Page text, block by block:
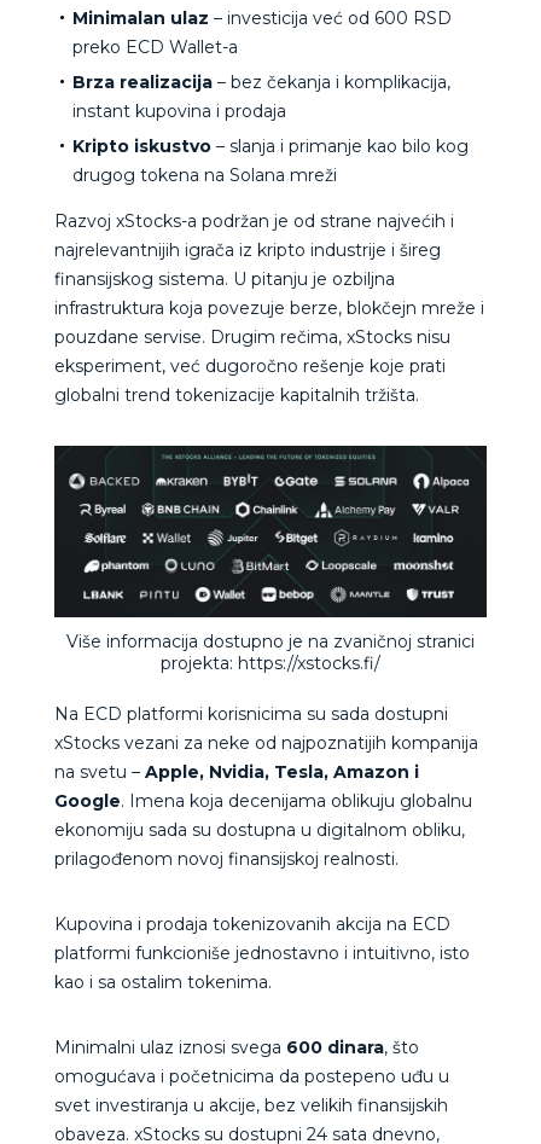
Minimalan ulaz – investicija već od 600 RSD
preko ECD Wallet-a
Brza realizacija – bez čekanja i komplikacija,
instant kupovina i prodaja
Kripto iskustvo– slanja i primanje kao bilo kog
drugog tokena na Solana mreži
Razvoj xStocks-a podržan je od strane najvećih i
najrelevantnijih igrača iz kripto industrije i šireg
finansijskog sistema. U pitanju je ozbiljna
infrastruktura koja povezuje berze, blokčejn mreže i
pouzdane servise. Drugim rečima, xStocks nisu
eksperiment, već dugoročno rešenje koje prati
globalni trend tokenizacije kapitalnih tržišta.
Više informacija dostupno je na zvaničnoj stranici
projekta: https://xstocks.fi/
Na ECD platformi korisnicima su sada dostupni
xStocks vezani za neke od najpoznatijih kompanija
na svetu – Apple, Nvidia, Tesla, Amazon i
Google. Imena koja decenijama oblikuju globalnu
ekonomiju sada su dostupna u digitalnom obliku,
prilagođenom novoj finansijskoj realnosti.
Kupovina i prodaja tokenizovanih akcija na ECD
platformi funkcioniše jednostavno i intuitivno, isto
kao i sa ostalim tokenima.
Minimalni ulaz iznosi svega 600 dinara, što
omogućava i početnicima da postepeno uđu u
svet investiranja u akcije, bez velikih finansijskih
obaveza. xStocks su dostupni 24 sata dnevno,